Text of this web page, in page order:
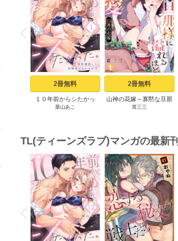
P
r
e
v
i
o
u
s
2冊無料
１０年前からシたかっ
た。～理性爆散した幼馴
栗山あこ
2冊無料
山神の花嫁～寡黙な旦那
様に溢れるほど注がれる
茸三三
TL(ティーンズラブ)マンガの最新刊
P
r
e
v
i
o
u
s